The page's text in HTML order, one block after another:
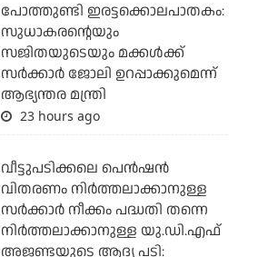
പോത്തുണ്ടി ഇരട്ടക്കൊലപാതകം:
സുധാകരന്റെയും
സജിതയുടെയും മക്കള്‍ക്ക്
സര്‍ക്കാര്‍ ജോലി ഉറപ്പാക്കുമെന്ന്
ആഭ്യന്തര മന്ത്രി
23 hours ago
വീട്ടുപടിക്കലെ പെന്‍ഷന്‍
വിതരണം നിര്‍ത്തലാക്കാനുള്ള
സര്‍ക്കാര്‍ നീക്കം പദ്ധതി തന്നെ
നിര്‍ത്തലാക്കാനുള്ള യു.ഡി.എഫ്
അജണ്ടയുടെ ആദ്യ പടി: